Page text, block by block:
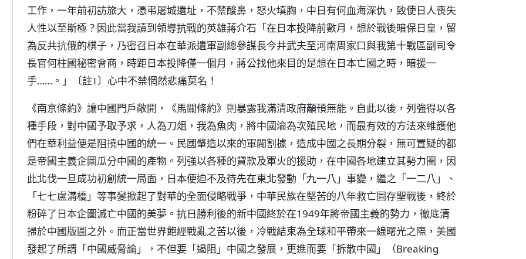
工作，一年前初訪旅大，憑弔屠城遺址，不禁酸鼻，怒火填胸，中日有何血海深仇，致使日人喪失
人性以至斯極？因此當我讀到領導抗戰的英雄蔣介石「在日本投降前數月，想於戰後暗保日皇，留
為反共抗俄的棋子，乃密召日本在華派遺軍副總參謀長今井武夫至河南周家口與我第十戰區副司令
長官何柱國秘密會商，時距日本投降僅一個月，蔣公找他來目的是想在日本亡國之時，暗援一
手……。」
〔註1〕 心中不禁惘然悲痛莫名！
《南京條約》讓中國門戶敞開，《馬關條約》則暴露我滿清政府顢頇無能。自此以後，列強得以各
種手段，對中國予取予求，人為刀俎，我為魚肉，將中國淪為次殖民地，而最有效的方法來維護他
們在華利益便是阻撓中國的統一。民國肇造以來的軍閥割據，造成中國之長期分裂，無可置疑的都
是帝國主義企圖瓜分中國的產物。列強以各種的貸款及軍火的援助，在中國各地建立其勢力圈，因
此北伐一旦成功初創統一局面，日本便迫不及待先在東北發動「九一八」事變，繼之「一二八」、
「七七盧溝橋」等事變掀起了對華的全面侵略戰爭，中華民族在堅苦的八年救亡圖存聖戰後，終於
粉碎了日本企圖滅亡中國的美夢。抗日勝利後的新中國終於在1949年將帝國主義的勢力，徹底清
掃於中國版圖之外。而正當世界飽經戰亂之苦以後，冷戰結束為全球和平帶來一線曙光之際，美國
發起了所謂「中國威脅論」，不但要「遏阻」中國之發展，更進而要「拆散中國」（Breaking